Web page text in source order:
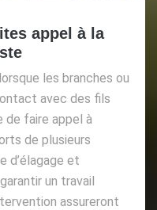
appel à la
les branches ou
avec des fils
de faire appel à
de plusieurs
d’élagage et
un travail
assureront